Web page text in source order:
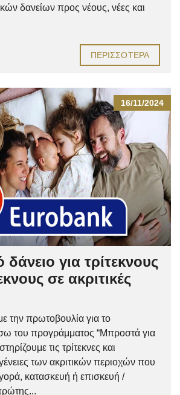
δανείων προς νέους, νέες και
ΠΕΡΙΣΣΌΤΕΡΑ
16/11/2024
δάνειο για τρίτεκνους
σε ακριτικές
την πρωτοβουλία για το
του προγράμματος “Μπροστά για
τις τρίτεκνες και
των ακριτικών περιοχών που
κατασκευή ή επισκευή /